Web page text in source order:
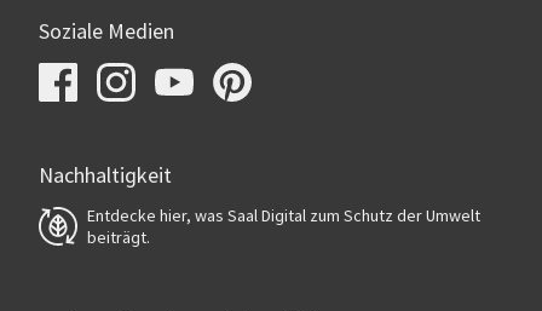
Soziale Medien
Nachhaltigkeit
Entdecke hier, was Saal Digital zum Schutz der Umwelt
beiträgt.